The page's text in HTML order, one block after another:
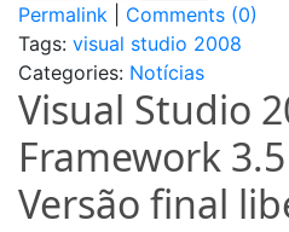
Permalink
Comments (0)
Tags: visual studio 2008
Categories: Notícias
Visual Studio
Framework
Versão final